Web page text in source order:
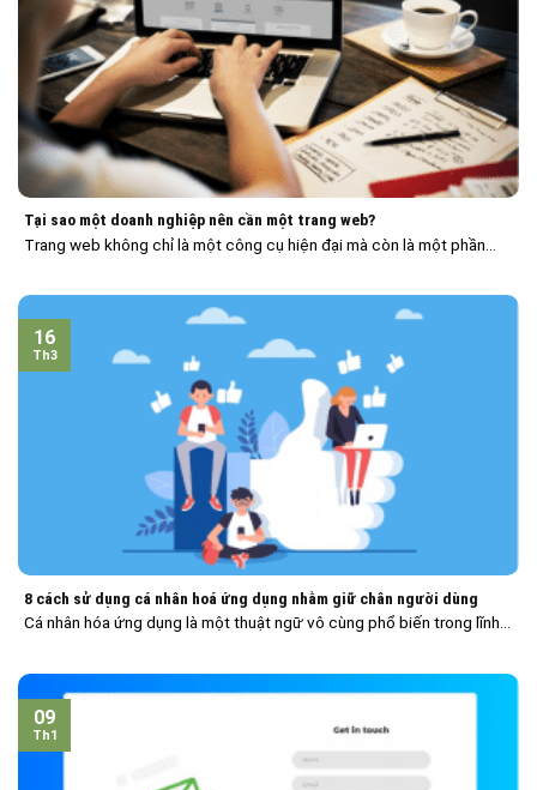
Tại sao một doanh nghiệp nên cần một trang web?
Trang web không chỉ là một công cụ hiện đại mà còn là một phần...
8 cách sử dụng cá nhân hoá ứng dụng nhằm giữ chân người dùng
Cá nhân hóa ứng dụng là một thuật ngữ vô cùng phổ biến trong lĩnh...
16
Th3
09
Th1